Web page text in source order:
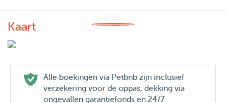
Kaart
Alle boekingen via Petbnb zijn inclusief
verzekering voor de oppas, dekking via
ongevallen garantiefonds en 24/7